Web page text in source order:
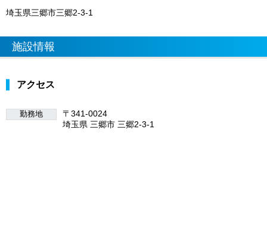
埼玉県三郷市三郷2-3-1
施設情報
アクセス
勤務地
〒341-0024
埼玉県 三郷市 三郷2-3-1